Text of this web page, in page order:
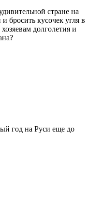
стране на
бросить кусочек угля в
долголетия и
год на Руси еще до